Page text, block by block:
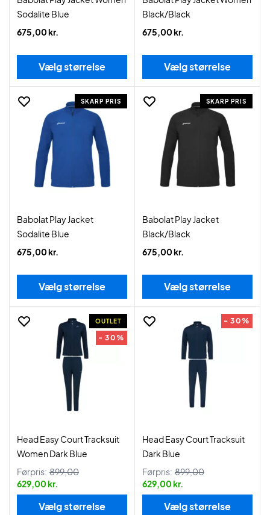
Sodalite Blue
675,00 kr.
Vælg størrelse
Black/Black
675,00 kr.
Vælg størrelse
SKARP PRIS
Babolat Play Jacket
Sodalite Blue
675,00 kr.
Vælg størrelse
SKARP PRIS
Babolat Play Jacket
Black/Black
675,00 kr.
Vælg størrelse
OUTLET
- 30%
Head Easy Court Tracksuit
Women Dark Blue
Førpris: 899,00
629,00 kr.
Vælg størrelse
- 30%
Head Easy Court Tracksuit
Dark Blue
Førpris: 899,00
629,00 kr.
Vælg størrelse